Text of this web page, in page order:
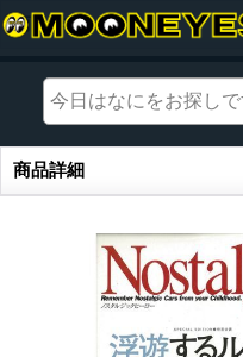
商品詳細
商品詳細